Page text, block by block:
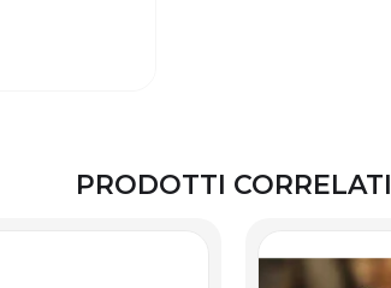
PRODOTTI CORRELATI